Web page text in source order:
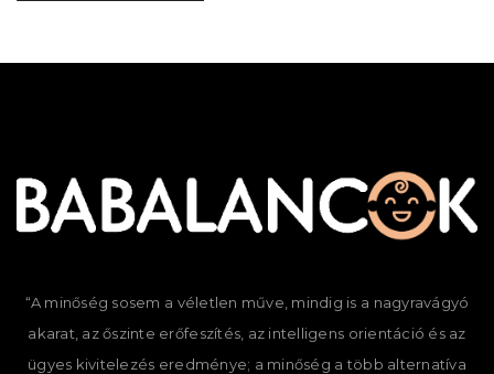
“A minőség sosem a véletlen műve, mindig is a nagyravágyó
akarat, az őszinte erőfeszítés, az intelligens orientáció és az
ügyes kivitelezés eredménye; a minőség a több alternatíva